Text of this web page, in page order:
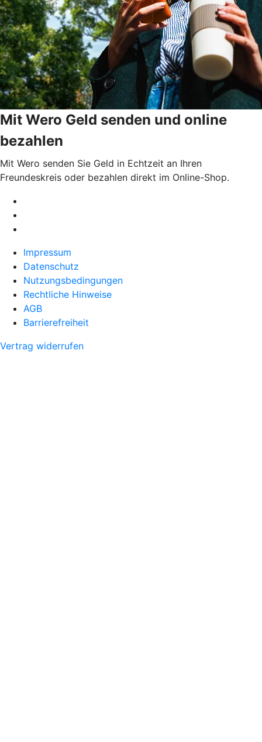
Mit Wero Geld senden und online
bezahlen
Mit Wero senden Sie Geld in Echtzeit an Ihren
Freundeskreis oder bezahlen direkt im Online-Shop.
Impressum
Datenschutz
Nutzungsbedingungen
Rechtliche Hinweise
AGB
Barrierefreiheit
Vertrag widerrufen